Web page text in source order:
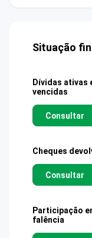
Situação
Dívidas ativas
vencidas
Consultar
Cheques
Consultar
Participação
falência